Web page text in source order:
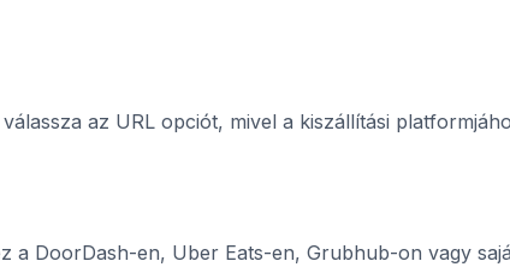
az URL opciót, mivel a kiszállítási
a DoorDash-en, Uber Eats-en, Grubhub-on vagy